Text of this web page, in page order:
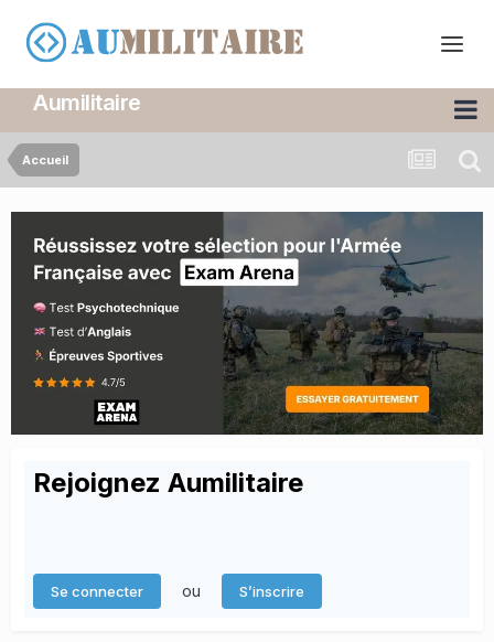
Aumilitaire
Accueil
Rejoignez Aumilitaire
Se connecter ou S’inscrire